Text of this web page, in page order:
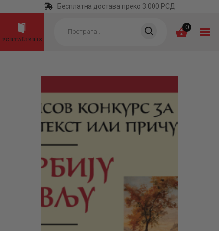
Бесплатна достава преко 3.000 РСД
search 0
КАТЕГОРИЈЕ
НАЈПРОДАВАНИЈЕ
ОТРГНУТО ОД
ЗАБОРАВА
АУТОРИ
АКТУЕЛНОСТИ
ЦЕНОВНИК